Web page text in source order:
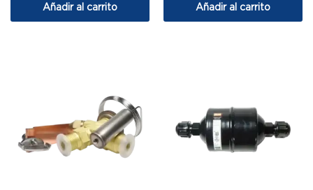
Añadir al carrito Añadir al carrito